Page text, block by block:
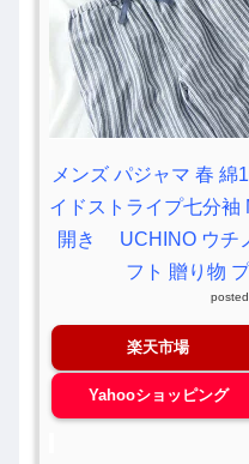
メンズ パジャマ 春
イドストライプ七分袖
開き UCHINO ウチ
フト 贈り物
楽天市場
Yahooショッピング